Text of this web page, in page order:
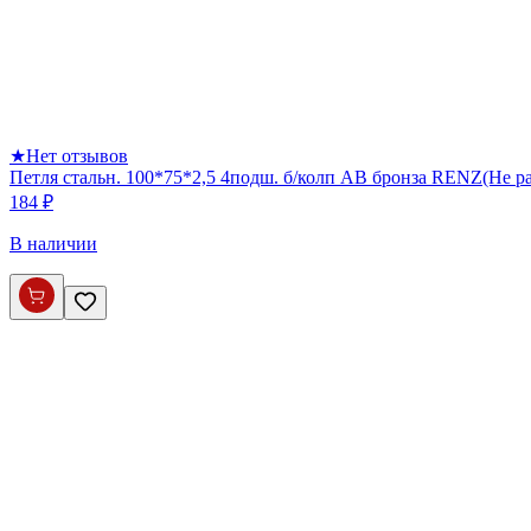
★Нет отзывов
Петля стальн. 100*75*2,5 4подш. б/колп AB бронза RENZ(Не
184 ₽
В наличии